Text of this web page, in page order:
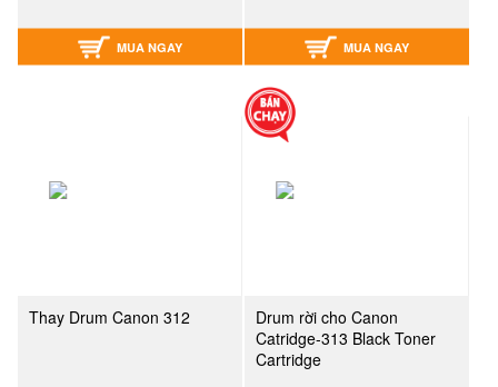
MUA NGAY MUA NGAY
Thay Drum Canon 312
Drum rời cho Canon
Catridge-313 Black Toner
Cartridge